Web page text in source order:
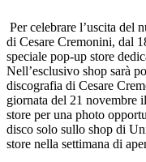
Per celebrare l’uscita del
di Cesare Cremonini, dal
speciale pop-up store
Nell’esclusivo shop sarà
discografia di Cesare
giornata del 21 novembre
store per una photo
disco solo sullo shop di
store nella settimana di